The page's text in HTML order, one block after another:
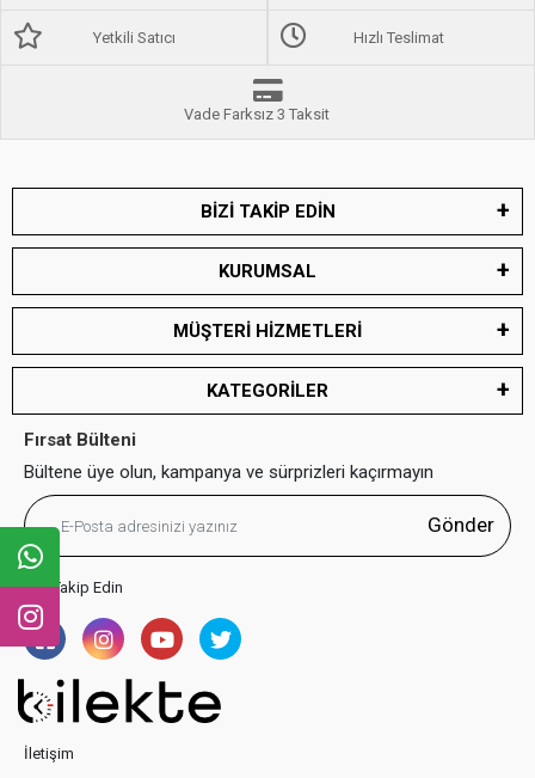
Yetkili Satıcı Hızlı Teslimat
Vade Farksız 3 Taksit
BİZİ TAKİP EDİN
KURUMSAL
MÜŞTERİ HİZMETLERİ
KATEGORİLER
Fırsat Bülteni
Bültene üye olun, kampanya ve sürprizleri kaçırmayın
Gönder
Bizi Takip Edin
İletişim